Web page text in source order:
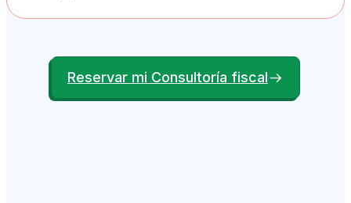
Reservar mi Consultoría fiscal